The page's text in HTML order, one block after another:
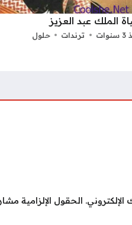
الملك عبد العزيز
ترندات حلول
الحقول الإلزامية مشار